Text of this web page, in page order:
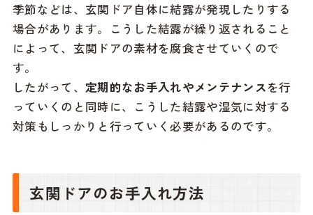
季節などは、玄関ドア自体に結露が発現したりする
場合があります。こうした結露が繰り返されること
によって、玄関ドアの素材を腐食させていくので
す。
したがって、 定期的なお手入れやメンテナンスを行
っていくのと同時に、こうした結露や湿気に対する
対策もしっかりと行っていく必要があるのです。
玄関ドアのお手入れ方法